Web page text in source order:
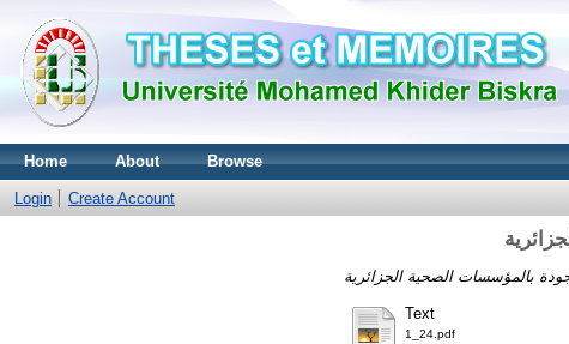
Home About Browse
Login Create Account
Text
1_24.pdf